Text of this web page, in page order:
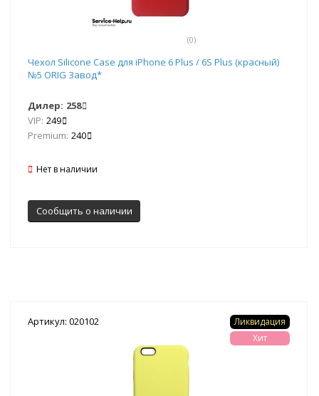
(0)
Чехол Silicone Case для iPhone 6 Plus / 6S Plus (красный)
№5 ORIG Завод*
Дилер: 258
VIP: 249
Premium: 240
Нет в наличии
Сообщить о наличии
Артикул: 020102
Ликвидация
Хит